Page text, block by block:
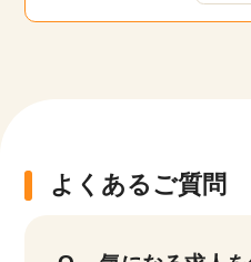
よくあるご質問
該当件数
17,050 件
他の条